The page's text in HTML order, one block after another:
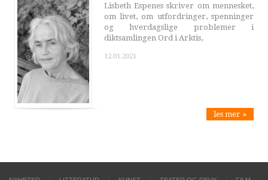
Lisbeth Espenes skriver om mennesket,
om livet, om utfordringer, spenninger
og hverdagslige problemer i
diktsamlingen Ord i Arktis,
12.01.2021
les mer »